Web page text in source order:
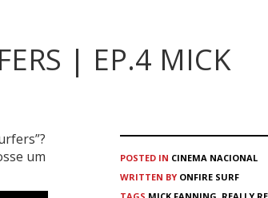
| EP.4 MICK
um
POSTED IN CINEMA NACIONAL
WRITTEN BY ONFIRE SURF